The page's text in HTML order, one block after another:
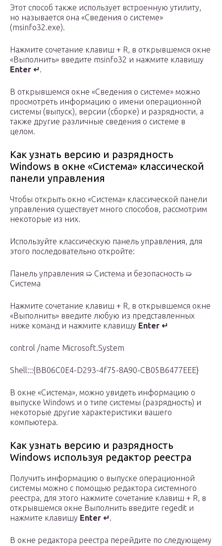
Этот способ также использует встроенную утилиту,
но называется она «Сведения о системе»
(msinfo32.exe).
Нажмите сочетание клавиш + R, в открывшемся окне
«Выполнить» введите msinfo32 и нажмите клавишу
Enter ↵.
В открывшемся окне «Сведения о системе» можно
просмотреть информацию о имени операционной
системы (выпуск), версии (сборке) и разрядности, а
также другие различные сведения о системе в
целом.
Как узнать версию и разрядность
Windows в окне «Система» классической
панели управления
Чтобы открыть окно «Система» классической панели
управления существует много способов, рассмотрим
некоторые из них.
Используйте классическую панель управления, для
этого последовательно откройте:
Панель управления ➯ Система и безопасность ➯
Система
Нажмите сочетание клавиш + R, в открывшемся окне
«Выполнить» введите любую из представленных
ниже команд и нажмите клавишу Enter ↵
control /name Microsoft.System
Shell:::{BB06C0E4-D293-4f75-8A90-CB05B6477EEE}
В окне «Система», можно увидеть информацию о
выпуске Windows и о типе системы (разрядность) и
некоторые другие характеристики вашего
компьютера.
Как узнать версию и разрядность
Windows используя редактор реестра
Получить информацию о выпуске операционной
системы можно с помощью редактора системного
реестра, для этого нажмите сочетание клавиш + R, в
открывшемся окне Выполнить введите regedit и
нажмите клавишу Enter ↵.
В окне редактора реестра перейдите по следующему